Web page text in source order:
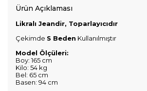
Ürün Açıklaması
Likralı Jeandir, Toparlayıcıdır
Çekimde S Beden Kullanılmıştır
Model Ölçüleri:
Boy: 165 cm
Kilo: 54 kg
Bel: 65 cm
Basen: 94 cm